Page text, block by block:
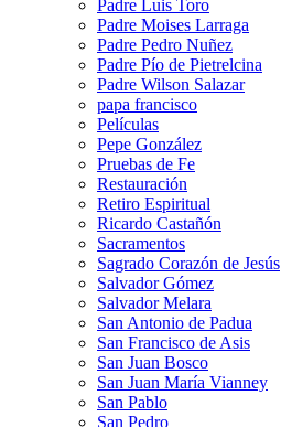
Padre Luis Toro
Padre Moises Larraga
Padre Pedro Nuñez
Padre Pío de Pietrelcina
Padre Wilson Salazar
papa francisco
Películas
Pepe González
Pruebas de Fe
Restauración
Retiro Espiritual
Ricardo Castañón
Sacramentos
Sagrado Corazón de Jesús
Salvador Gómez
Salvador Melara
San Antonio de Padua
San Francisco de Asis
San Juan Bosco
San Juan María Vianney
San Pablo
San Pedro